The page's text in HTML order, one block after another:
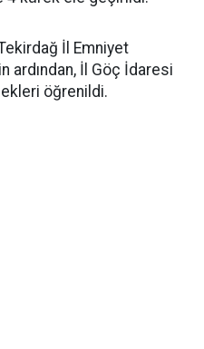
İl Emniyet
ardından, İl Göç İdaresi
öğrenildi.